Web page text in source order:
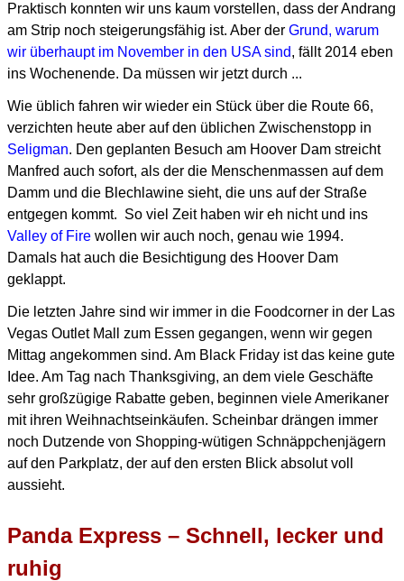
Praktisch konnten wir uns kaum vorstellen, dass der Andrang
am Strip noch steigerungsfähig ist. Aber der Grund, warum
wir überhaupt im November in den USA sind, fällt 2014 eben
ins Wochenende. Da müssen wir jetzt durch ...
Wie üblich fahren wir wieder ein Stück über die Route 66,
verzichten heute aber auf den üblichen Zwischenstopp in
Seligman. Den geplanten Besuch am Hoover Dam streicht
Manfred auch sofort, als der die Menschenmassen auf dem
Damm und die Blechlawine sieht, die uns auf der Straße
entgegen kommt. So viel Zeit haben wir eh nicht und ins
Valley of Fire wollen wir auch noch, genau wie 1994.
Damals hat auch die Besichtigung des Hoover Dam
geklappt.
Die letzten Jahre sind wir immer in die Foodcorner in der Las
Vegas Outlet Mall zum Essen gegangen, wenn wir gegen
Mittag angekommen sind. Am Black Friday ist das keine gute
Idee. Am Tag nach Thanksgiving, an dem viele Geschäfte
sehr großzügige Rabatte geben, beginnen viele Amerikaner
mit ihren Weihnachtseinkäufen. Scheinbar drängen immer
noch Dutzende von Shopping-wütigen Schnäppchenjägern
auf den Parkplatz, der auf den ersten Blick absolut voll
aussieht.
Panda Express – Schnell, lecker und
ruhig